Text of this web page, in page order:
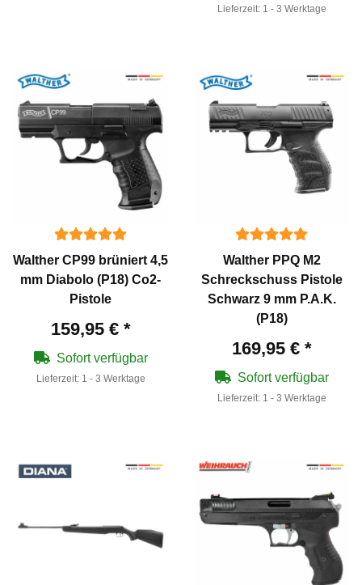
Lieferzeit: 1 - 3 Werktage
Walther CP99 brüniert 4,5
mm Diabolo (P18) Co2-
Pistole
159,95 € *
Sofort verfügbar
Lieferzeit: 1 - 3 Werktage
Walther PPQ M2
Schreckschuss Pistole
Schwarz 9 mm P.A.K.
(P18)
169,95 € *
Sofort verfügbar
Lieferzeit: 1 - 3 Werktage